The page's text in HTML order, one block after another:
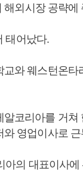
해외시장 공략에
태어났다.
교와 웨스턴온타
알코리아를 거쳐
영업이사로 근
아의 대표이사에